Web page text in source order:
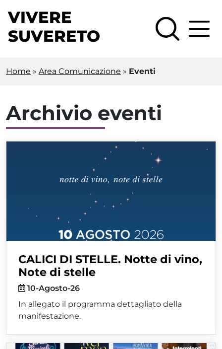
VIVERE
SUVERETO
Home » Area Comunicazione » Eventi
Archivio eventi
CALICI DI STELLE. Notte di vino,
Note di stelle
10-Agosto-26
In allegato il programma dettagliato della
manifestazione.